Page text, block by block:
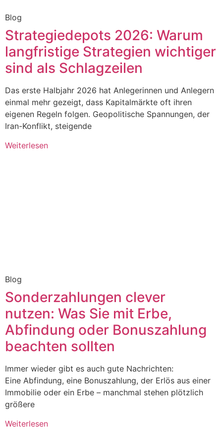
Blog
Strategiedepots 2026: Warum
langfristige Strategien wichtiger
sind als Schlagzeilen
Das erste Halbjahr 2026 hat Anlegerinnen und Anlegern
einmal mehr gezeigt, dass Kapitalmärkte oft ihren
eigenen Regeln folgen. Geopolitische Spannungen, der
Iran-Konflikt, steigende
Weiterlesen
Blog
Sonderzahlungen clever
nutzen: Was Sie mit Erbe,
Abfindung oder Bonuszahlung
beachten sollten
Immer wieder gibt es auch gute Nachrichten:
Eine Abfindung, eine Bonuszahlung, der Erlös aus einer
Immobilie oder ein Erbe – manchmal stehen plötzlich
größere
Weiterlesen